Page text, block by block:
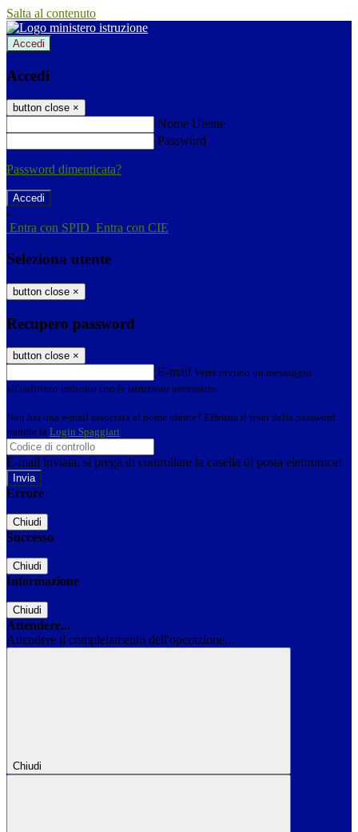
Salta al contenuto
Accedi
Accedi
button close ×
Nome Utente
Password
Password dimenticata?
-
Entra con SPID Entra con CIE
Seleziona utente
button close ×
Recupero password
button close ×
E-mail Verrà inviato un messaggio
all'indirizzo indicato con le istruzioni necessarie.
Non hai una e-mail associata al nome utente? Effettua il reset della password
tramite la Login Spaggiari
E-mail inviata, si prega di controllare la casella di posta elettronica!
Errore
Chiudi
Successo
Chiudi
Informazione
Chiudi
Attendere...
Attendere il completamento dell'operazione...
Chiudi